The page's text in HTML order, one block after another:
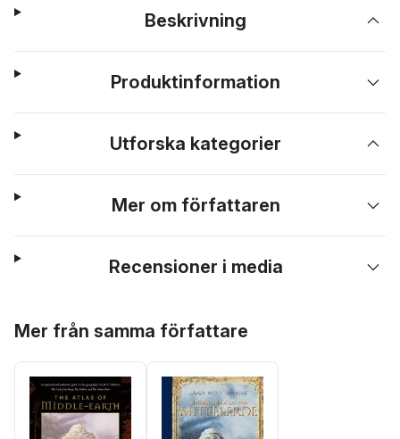
Beskrivning
Produktinformation
Utforska kategorier
Mer om författaren
Recensioner i media
Mer från samma författare